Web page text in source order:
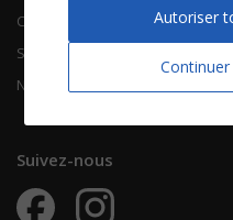
Chorales
Songbooks
Nouvelles partitions
Suivez-nous
Autoriser